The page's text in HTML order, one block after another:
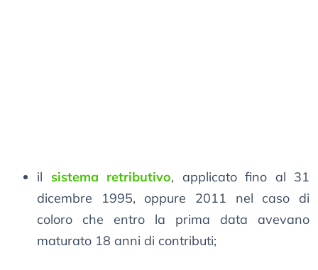
il sistema retributivo, applicato fino al 31
dicembre 1995, oppure 2011 nel caso di
coloro che entro la prima data avevano
maturato 18 anni di contributi;